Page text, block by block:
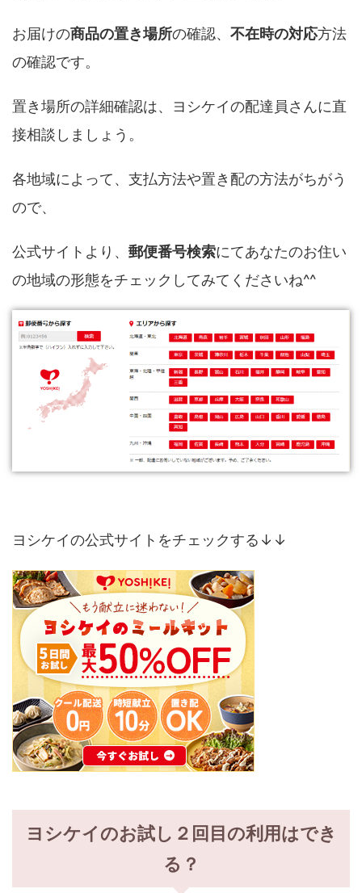
お届けの商品の置き場所の確認、 不在時の対応方法
の確認です。
置き場所の詳細確認は、ヨシケイの配達員さんに直
接相談しましょう。
各地域によって、支払方法や置き配の方法がちがう
ので、
公式サイトより、 郵便番号検索にてあなたのお住い
の地域の形態をチェックしてみてくださいね^^
ヨシケイの公式サイトをチェックする↓↓
ヨシケイのお試し２回目の利用はでき
る？